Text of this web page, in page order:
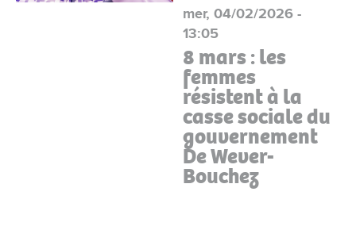
mer, 04/02/2026 -
13:05
8 mars : les
femmes
résistent à la
casse sociale du
gouvernement
De Wever-
Bouchez